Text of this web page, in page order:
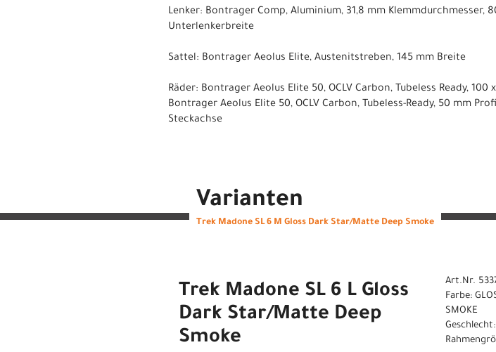
Lenker: Bontrager Comp, Aluminium, 31,8 mm Klemmdurchmesser,
Unterlenkerbreite
Sattel: Bontrager Aeolus Elite, Austenitstreben, 145 mm Breite
Räder: Bontrager Aeolus Elite 50, OCLV Carbon, Tubeless Ready, 100
Bontrager Aeolus Elite 50, OCLV Carbon, Tubeless-Ready, 50 mm
Steckachse
Varianten
Trek Madone SL 6 M Gloss Dark Star/Matte Deep Smoke
Trek Madone SL 6 L Gloss
Dark Star/Matte Deep
Smoke
Art.Nr.
Farbe:
SMOKE